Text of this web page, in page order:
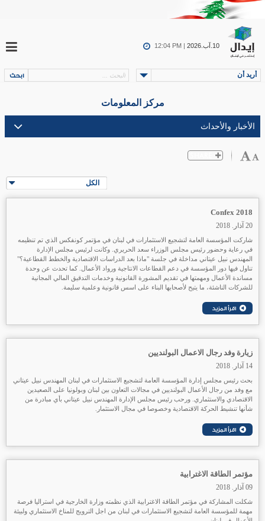
10.آب.2026 12:04 PM |
أريد أن
مركز المعلومات
الكل
Confex 2018
20 آذار. 2018
شاركت المؤسسة العامة لتشجيع الاستثمارات في لبنان في مؤتمر كونفكس الذي تم تنظيمه
في رعاية وحضور رئيس مجلس الوزراء سعد الحريري. وكانت لرئيس مجلس الإدارة
المهندس نبيل عيتاني مداخلة في جلسة "ماذا بعد الدراسات الاقتصادية والخطط القطاعية؟"
تناول فيها دور المؤسسة في دعم القطاعات الانتاجية ورواد الأعمال. كما تحدث عن وحدة
مساندة الأعمال ومهمتها في تقديم المشورة القانونية وخدمات التدقيق المالي المجانية
للشركات الناشئة، ما يتيح لأصحابها البناء على اسس قانونية وعلمية سليمة.
زيارة وفد رجال الاعمال البولنديين
14 آذار. 2018
بحث رئيس مجلس إدارة المؤسسة العامة لتشجيع الاستثمارات في لبنان المهندس نبيل عيتاني
مع وفد من رجال الأعمال البولنديين في مجالات التعاون بين لبنان وبولونيا على الصعيدين
الاقتصادي والاستثماري. ورحب رئيس مجلس الإدارة المهندس نبيل عيتاني بأي مبادرة من
شأنها تنشيط الحركة الاقتصادية وخصوصا في مجال الاستثمار.
مؤتمر الطاقة الاغترابية
09 آذار. 2018
شكلت المشاركة في مؤتمر الطاقة الاغترابية الذي نظمته وزارة الخارجية في استراليا فرصة
مهمة للمؤسسة العامة لتشجيع الاستثمارات في لبنان من اجل الترويج للمناخ الاستثماري ولبيئة